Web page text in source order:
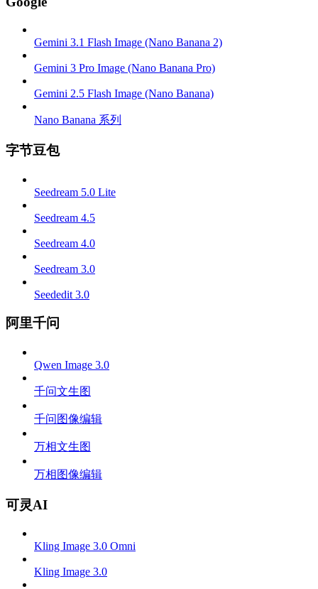
Gemini 3.1 Flash Image (Nano Banana 2)
Gemini 3 Pro Image (Nano Banana Pro)
Gemini 2.5 Flash Image (Nano Banana)
Nano Banana 系列
字节豆包
Seedream 5.0 Lite
Seedream 4.5
Seedream 4.0
Seedream 3.0
Seededit 3.0
阿里千问
Qwen Image 3.0
千问文生图
千问图像编辑
万相文生图
万相图像编辑
可灵AI
Kling Image 3.0 Omni
Kling Image 3.0